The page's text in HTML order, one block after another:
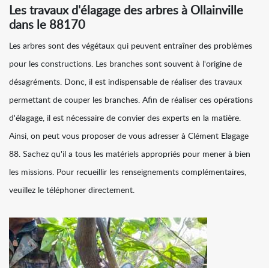
Les travaux d'élagage des arbres à Ollainville
dans le 88170
Les arbres sont des végétaux qui peuvent entraîner des problèmes
pour les constructions. Les branches sont souvent à l'origine de
désagréments. Donc, il est indispensable de réaliser des travaux
permettant de couper les branches. Afin de réaliser ces opérations
d'élagage, il est nécessaire de convier des experts en la matière.
Ainsi, on peut vous proposer de vous adresser à Clément Elagage
88. Sachez qu'il a tous les matériels appropriés pour mener à bien
les missions. Pour recueillir les renseignements complémentaires,
veuillez le téléphoner directement.